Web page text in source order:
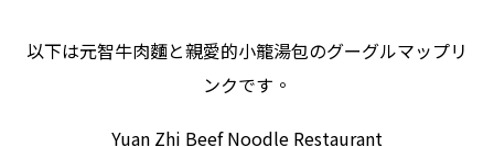
以下は元智牛肉麵と親愛的小籠湯包のグーグルマップリ
ンクです。
Yuan Zhi Beef Noodle Restaurant